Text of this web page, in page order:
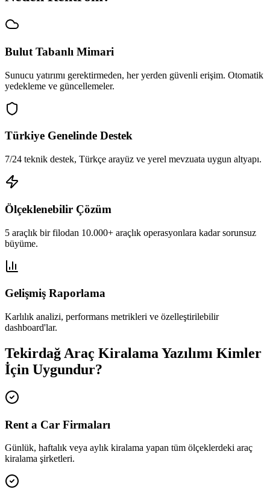
Bulut Tabanlı Mimari
Sunucu yatırımı gerektirmeden, her yerden güvenli erişim. Otomatik
yedekleme ve güncellemeler.
Türkiye Genelinde Destek
7/24 teknik destek, Türkçe arayüz ve yerel mevzuata uygun altyapı.
Ölçeklenebilir Çözüm
5 araçlık bir filodan 10.000+ araçlık operasyonlara kadar sorunsuz
büyüme.
Gelişmiş Raporlama
Karlılık analizi, performans metrikleri ve özelleştirilebilir
dashboard'lar.
Tekirdağ Araç Kiralama Yazılımı Kimler
İçin Uygundur?
Rent a Car Firmaları
Günlük, haftalık veya aylık kiralama yapan tüm ölçeklerdeki araç
kiralama şirketleri.